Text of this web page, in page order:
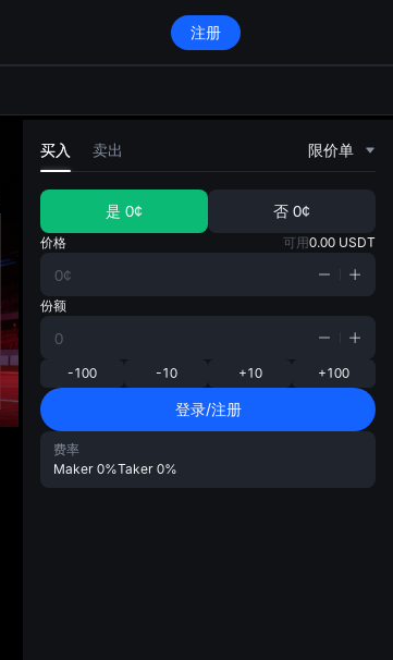
注册
买入 卖出 限价单
是 0¢ 否 0¢
价格 可用0.00 USDT
份额
-100 -10 +10 +100
登录/注册
费率
Maker 0%Taker 0%